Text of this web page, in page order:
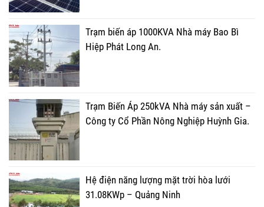
Trạm biến áp 1000KVA Nhà máy Bao Bì
Hiệp Phát Long An.
Trạm Biến Áp 250kVA Nhà máy sản xuất –
Công ty Cổ Phần Nông Nghiệp Huỳnh Gia.
Hệ điện năng lượng mặt trời hòa lưới
31.08KWp – Quảng Ninh